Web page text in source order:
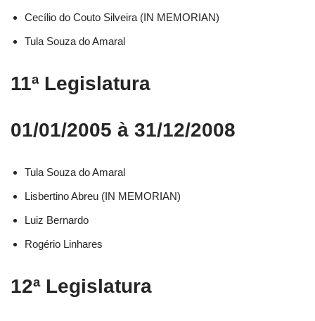
Cecílio do Couto Silveira (IN MEMORIAN)
Tula Souza do Amaral
11ª Legislatura
01/01/2005 à 31/12/2008
Tula Souza do Amaral
Lisbertino Abreu (IN MEMORIAN)
Luiz Bernardo
Rogério Linhares
12ª Legislatura